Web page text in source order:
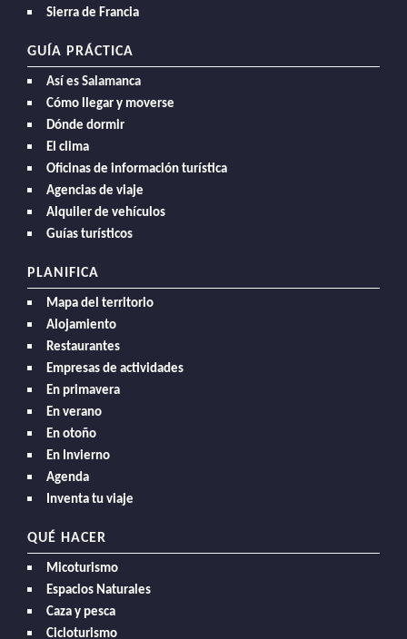
Sierra de Francia
GUÍA PRÁCTICA
Así es Salamanca
Cómo llegar y moverse
Dónde dormir
El clima
Oficinas de información turística
Agencias de viaje
Alquiler de vehículos
Guías turísticos
PLANIFICA
Mapa del territorio
Alojamiento
Restaurantes
Empresas de actividades
En primavera
En verano
En otoño
En Invierno
Agenda
Inventa tu viaje
QUÉ HACER
Micoturismo
Espacios Naturales
Caza y pesca
Cicloturismo